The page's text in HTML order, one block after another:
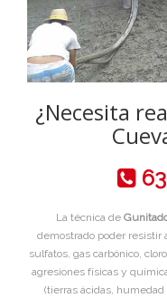
¿Necesita
La técnica de
demostrado poder resistir
sulfatos, gas carbónico,
agresiones físicas y
(tierras ácidas,